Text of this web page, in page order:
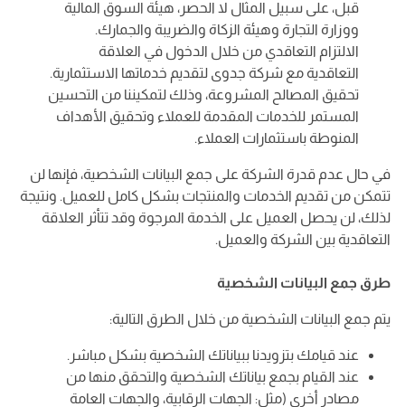
قبل، على سبيل المثال لا الحصر، هيئة السوق المالية
ووزارة التجارة وهيئة الزكاة والضريبة والجمارك.
الالتزام التعاقدي من خلال الدخول في العلاقة
التعاقدية مع شركة جدوى لتقديم خدماتها الاستثمارية.
تحقيق المصالح المشروعة، وذلك لتمكيننا من التحسين
المستمر للخدمات المقدمة للعملاء وتحقيق الأهداف
المنوطة باستثمارات العملاء.
في حال عدم قدرة الشركة على جمع البيانات الشخصية، فإنها لن
تتمكن من تقديم الخدمات والمنتجات بشكل كامل للعميل. ونتيجة
لذلك، لن يحصل العميل على الخدمة المرجوة وقد تتأثر العلاقة
التعاقدية بين الشركة والعميل.
طرق جمع البيانات الشخصية
يتم جمع البيانات الشخصية من خلال الطرق التالية:
عند قيامك بتزويدنا ببياناتك الشخصية بشكل مباشر.
عند القيام بجمع بياناتك الشخصية والتحقق منها من
مصادر أخرى (مثل: الجهات الرقابية، والجهات العامة